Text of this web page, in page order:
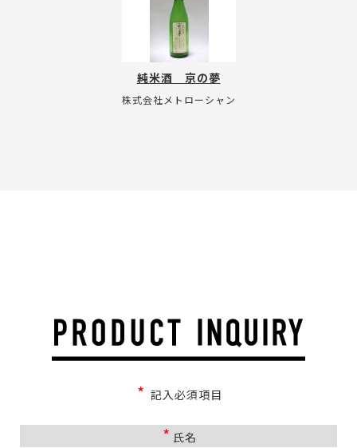
純米酒 京の夢
株式会社メトローシャン
* 記入必須項目
* 氏名